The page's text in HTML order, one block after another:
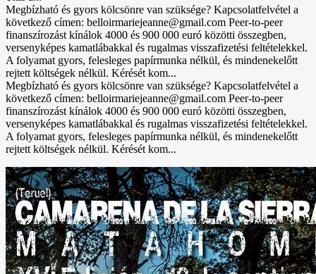
Megbízható és gyors kölcsönre van szüksége? Kapcsolatfelvétel a
következő címen: belloirmariejeanne@gmail.com Peer-to-peer
finanszírozást kínálok 4000 és 900 000 euró közötti összegben,
versenyképes kamatlábakkal és rugalmas visszafizetési feltételekkel.
A folyamat gyors, felesleges papírmunka nélkül, és mindenekelőtt
rejtett költségek nélkül. Kérését kom...
Megbízható és gyors kölcsönre van szüksége? Kapcsolatfelvétel a
következő címen: belloirmariejeanne@gmail.com Peer-to-peer
finanszírozást kínálok 4000 és 900 000 euró közötti összegben,
versenyképes kamatlábakkal és rugalmas visszafizetési feltételekkel.
A folyamat gyors, felesleges papírmunka nélkül, és mindenekelőtt
rejtett költségek nélkül. Kérését kom...